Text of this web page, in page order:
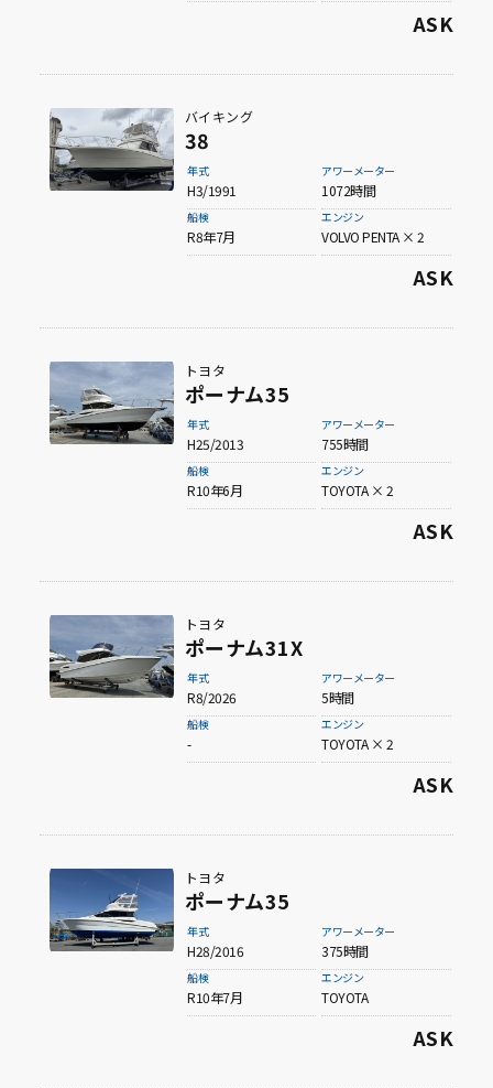
30ft～40ft未満
40ft～50ft未満
50ft～60ft未満
60ft以上
ASK
バイキング
38
年式
H3/1991
アワーメーター
1072時間
船検
R8年7月
エンジン
VOLVO PENTA × 2
ASK
トヨタ
ポーナム35
年式
H25/2013
アワーメーター
755時間
船検
R10年6月
エンジン
TOYOTA × 2
ASK
トヨタ
ポーナム31X
年式
R8/2026
アワーメーター
5時間
船検
-
エンジン
TOYOTA × 2
ASK
トヨタ
ポーナム35
年式
H28/2016
アワーメーター
375時間
船検
R10年7月
エンジン
TOYOTA
ASK